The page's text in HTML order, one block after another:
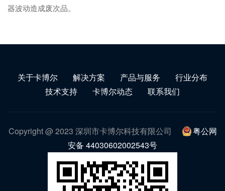
器波动造成废次品。
关于卡博尔 解决方案 产品与服务
行业分布
技术支持
卡博尔动态 联系我们
Copyright @ 2023 深圳市卡博尔科技有限公司
粤公网
安备 44030602002543号